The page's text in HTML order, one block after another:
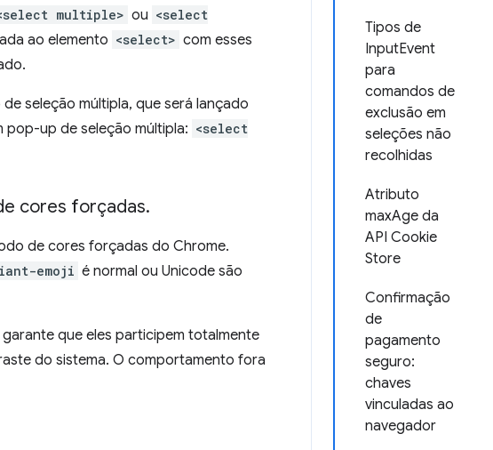
Tipos de
InputEvent
para
comandos de
exclusão em
seleções não
recolhidas
Atributo
maxAge da
API Cookie
Store
Confirmação
de
pagamento
seguro:
chaves
vinculadas ao
navegador
multiple> ou <select
ao elemento <select> com esses
seleção múltipla, que será lançado
pop-up de seleção múltipla: <select
cores forçadas.
de cores forçadas do Chrome.
emoji é normal ou Unicode são
que eles participem totalmente
do sistema. O comportamento fora